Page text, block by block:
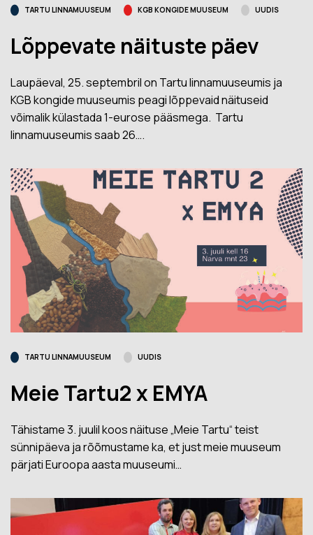
TARTU LINNAMUUSEUM KGB KONGIDE MUUSEUM UUDIS
Lõppevate näituste päev
Laupäeval, 25. septembril on Tartu linnamuuseumis ja
KGB kongide muuseumis peagi lõppevaid näituseid
võimalik külastada 1-eurose pääsmega. Tartu
linnamuuseumis saab 26….
TARTU LINNAMUUSEUM UUDIS
Meie Tartu2 x EMYA
Tähistame 3. juulil koos näituse „Meie Tartu“ teist
sünnipäeva ja rõõmustame ka, et just meie muuseum
pärjati Euroopa aasta muuseumi…